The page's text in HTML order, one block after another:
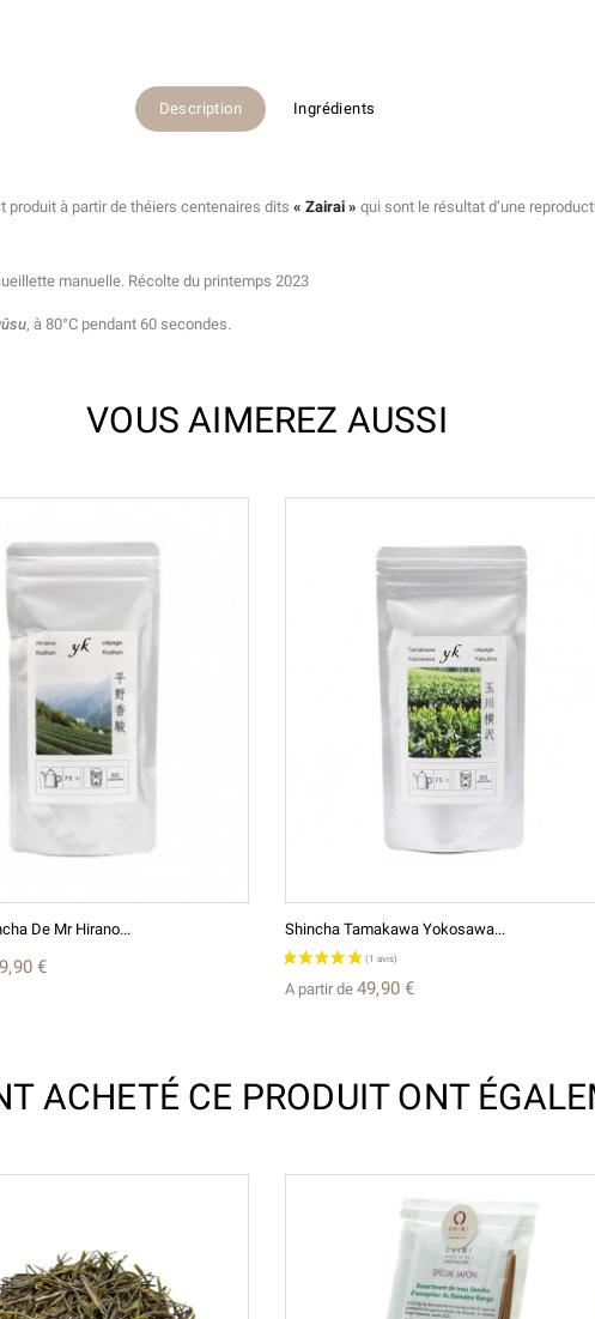
Description Ingrédients
produit à partir de théiers centenaires dits « Zairai » qui sont le résultat d’une
manuelle. Récolte du printemps 2023
, à 80°C pendant 60 secondes.
VOUS AIMEREZ AUSSI
De Mr Hirano...
€
Shincha Tamakawa Yokosawa...
A partir de 49,90 €
ACHETÉ CE PRODUIT ONT